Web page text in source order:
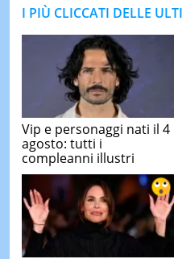
I PIÙ CLICCATI DELLE
Vip e personaggi nati il 4
agosto: tutti i
compleanni illustri